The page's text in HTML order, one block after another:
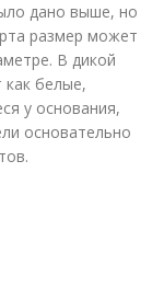
дано выше, но
размер может
В дикой
как белые,
у основания,
основательно